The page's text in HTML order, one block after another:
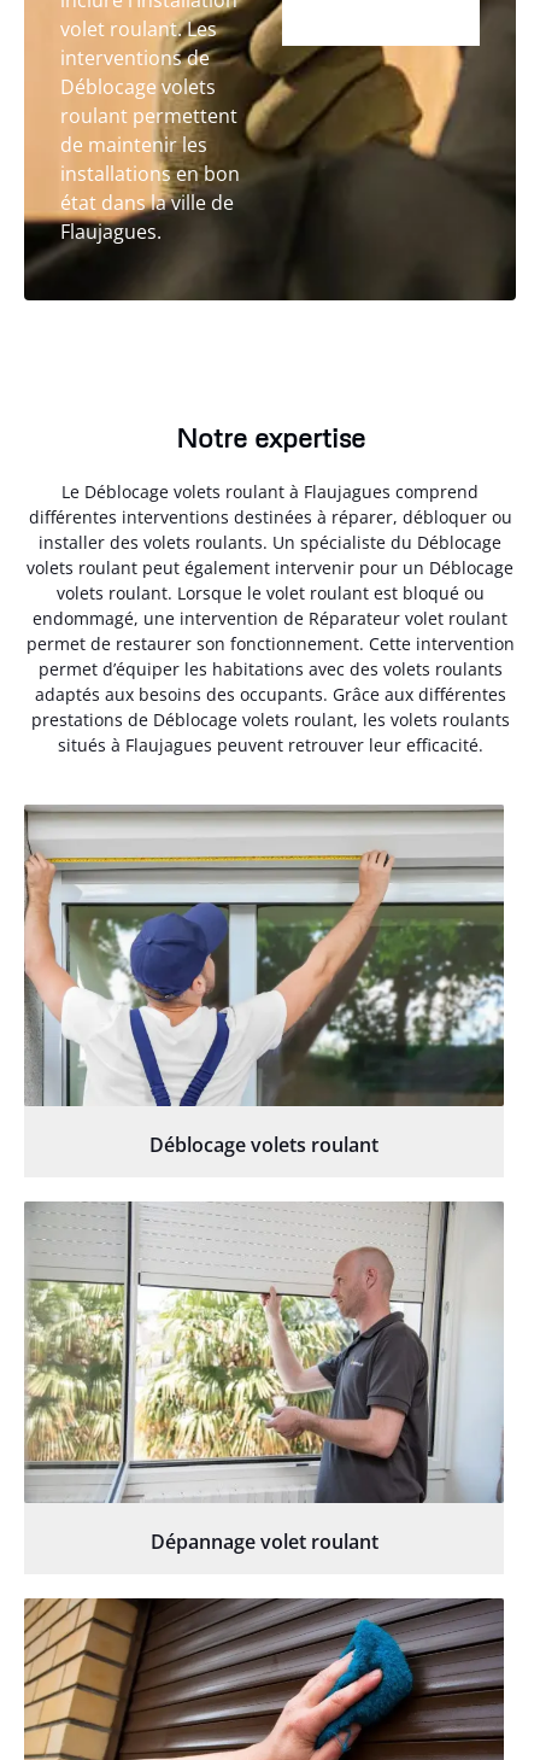
volet roulant. Les
interventions de
Déblocage volets
roulant permettent
de maintenir les
installations en bon
état dans la ville de
Flaujagues.
Notre expertise
Le Déblocage volets roulant à Flaujagues comprend
différentes interventions destinées à réparer, débloquer ou
installer des volets roulants. Un spécialiste du Déblocage
volets roulant peut également intervenir pour un Déblocage
volets roulant. Lorsque le volet roulant est bloqué ou
endommagé, une intervention de Réparateur volet roulant
permet de restaurer son fonctionnement. Cette intervention
permet d’équiper les habitations avec des volets roulants
adaptés aux besoins des occupants. Grâce aux différentes
prestations de Déblocage volets roulant, les volets roulants
situés à Flaujagues peuvent retrouver leur efficacité.
Déblocage volets roulant
Dépannage volet roulant